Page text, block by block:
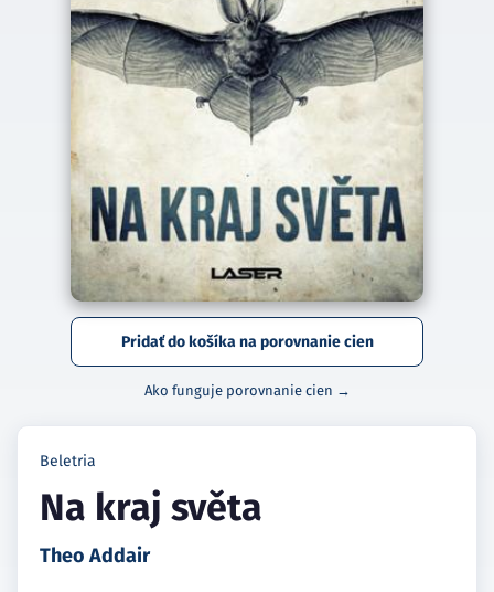
Pridať do košíka na porovnanie cien
Ako funguje porovnanie cien →
Beletria
Na kraj světa
Theo Addair